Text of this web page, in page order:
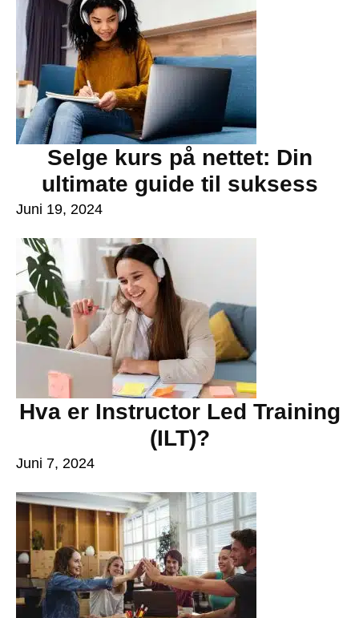
Selge kurs på nettet: Din
ultimate guide til suksess
Juni 19, 2024
Hva er Instructor Led Training
(ILT)?
Juni 7, 2024